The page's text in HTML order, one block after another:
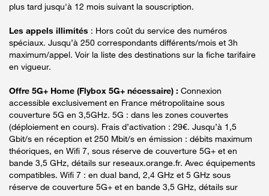
plus tard jusqu'à 12 mois suivant la souscription.
Les appels illimités : Hors coût du service des numéros
spéciaux. Jusqu’à 250 correspondants différents/mois et 3h
maximum/appel. Voir la liste des destinations sur la fiche tarifaire
en vigueur.
Offre 5G+ Home (Flybox 5G+ nécessaire) : Connexion
accessible exclusivement en France métropolitaine sous
couverture 5G en 3,5GHz. 5G : dans les zones couvertes
(déploiement en cours). Frais d’activation : 29€. Jusqu’à 1,5
Gbit/s en réception et 250 Mbit/s en émission : débits maximum
théoriques, en Wifi 7, sous réserve de couverture 5G+ et en
bande 3,5 GHz, détails sur reseaux.orange.fr. Avec équipements
compatibles. Wifi 7 : en dual band, 2,4 GHz et 5 GHz sous
réserve de couverture 5G+ et en bande 3,5 GHz, détails sur